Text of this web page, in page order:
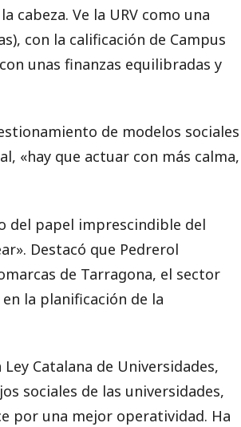
cabeza. Ve la URV como una
con la calificación de Campus
unas finanzas equilibradas y
de modelos sociales
«hay que actuar con más calma,
del papel imprescindible del
Destacó que Pedrerol
de Tarragona, el sector
la planificación de la
Catalana de Universidades,
sociales de las universidades,
por una mejor operatividad. Ha